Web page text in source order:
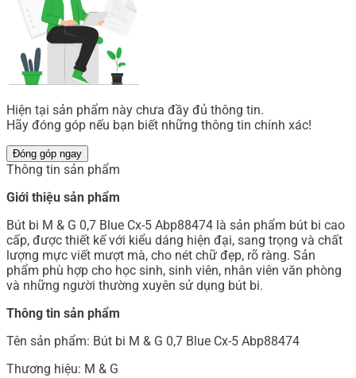
Hiện tại sản phẩm này chưa đầy đủ thông tin.
Hãy đóng góp nếu bạn biết những thông tin chính xác!
Đóng góp ngay
Thông tin sản phẩm
Giới thiệu sản phẩm
Bút bi M & G 0,7 Blue Cx-5 Abp88474 là sản phẩm bút bi cao
cấp, được thiết kế với kiểu dáng hiện đại, sang trọng và chất
lượng mực viết mượt mà, cho nét chữ đẹp, rõ ràng. Sản
phẩm phù hợp cho học sinh, sinh viên, nhân viên văn phòng
và những người thường xuyên sử dụng bút bi.
Thông tin sản phẩm
Tên sản phẩm: Bút bi M & G 0,7 Blue Cx-5 Abp88474
Thương hiệu: M & G